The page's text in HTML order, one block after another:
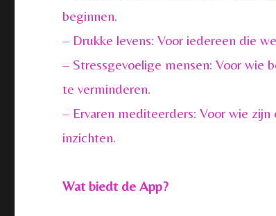
beginnen.
– Drukke levens: Voor iedereen die
– Stressgevoelige mensen: Voor wie
te verminderen.
– Ervaren mediteerders: Voor wie
inzichten.
Wat biedt de App?